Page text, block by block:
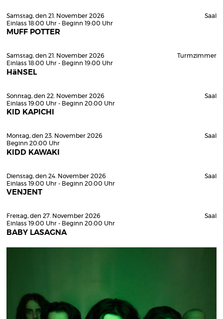
Samstag, den 21. November 2026
Einlass 18:00 Uhr - Beginn 19:00 Uhr
MUFF POTTER
Saal
Samstag, den 21. November 2026
Einlass 18:00 Uhr - Beginn 19:00 Uhr
HäNSEL
Turmzimmer
Sonntag, den 22. November 2026
Einlass 19:00 Uhr - Beginn 20:00 Uhr
KID KAPICHI
Saal
Montag, den 23. November 2026
Beginn 20:00 Uhr
KIDD KAWAKI
Saal
Dienstag, den 24. November 2026
Einlass 19:00 Uhr - Beginn 20:00 Uhr
VENJENT
Saal
Freitag, den 27. November 2026
Einlass 19:00 Uhr - Beginn 20:00 Uhr
BABY LASAGNA
Saal